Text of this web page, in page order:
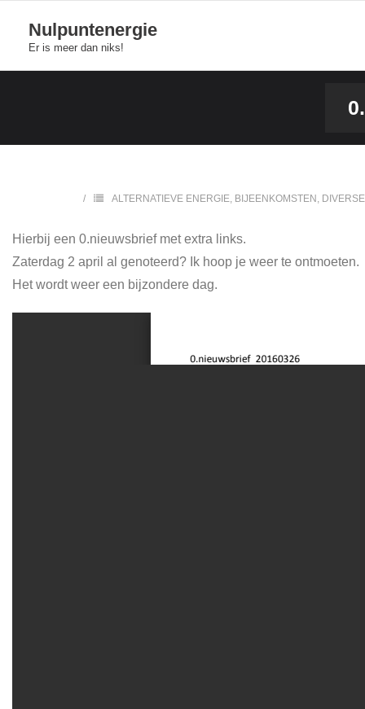
content
Nulpuntenergie
Er is meer dan niks!
ALTERNATIEVE ENERGIE, BIJEENKOMSTEN ,
Hierbij een 0.nieuwsbrief met extra links.
Zaterdag 2 april al genoteerd? Ik hoop je weer te ontmoeten.
Het wordt weer een bijzondere dag.